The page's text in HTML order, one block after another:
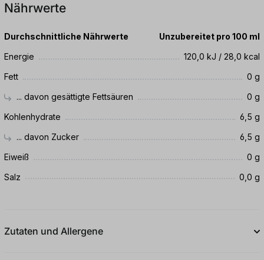
Nährwerte
Durchschnittliche Nährwerte
Unzubereitet pro 100 ml
Energie
120,0 kJ / 28,0 kcal
Fett
0 g
... davon gesättigte Fettsäuren
0 g
Kohlenhydrate
6,5 g
... davon Zucker
6,5 g
Eiweiß
0 g
Salz
0,0 g
Zutaten und Allergene